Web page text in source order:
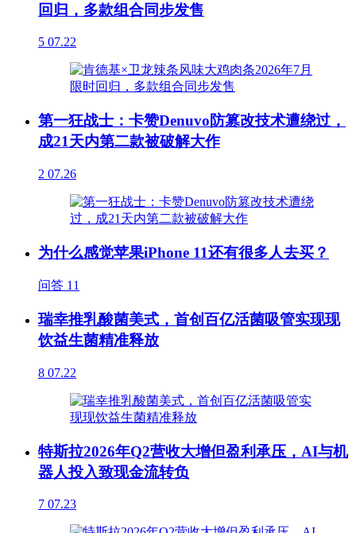
回归，多款组合同步发售
5 07.22
第一狂战士：卡赞Denuvo防篡改技术遭绕过，
成21天内第二款被破解大作
2 07.26
为什么感觉苹果iPhone 11还有很多人去买？
问答 11
瑞幸推乳酸菌美式，首创百亿活菌吸管实现现
饮益生菌精准释放
8 07.22
特斯拉2026年Q2营收大增但盈利承压，AI与机
器人投入致现金流转负
7 07.23